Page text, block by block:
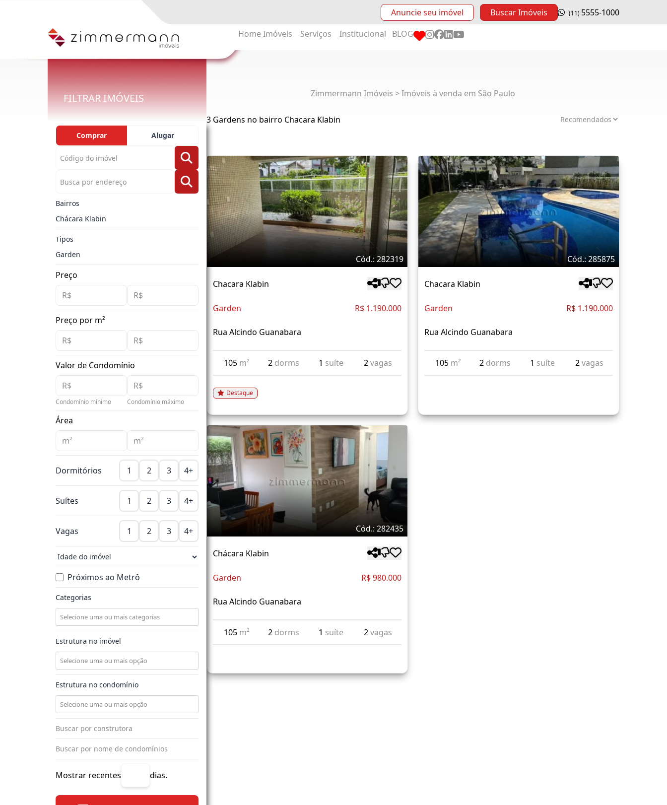
Anuncie seu imóvel Buscar Imóveis (11) 5555-1000
Home Imóveis Serviços Institucional BLOG
FILTRAR IMÓVEIS
Comprar Alugar
Bairros
Chácara Klabin
Tipos
Garden
Preço
Preço por m²
Valor de Condomínio
Condomínio mínimo Condomínio máximo
Área
Dormitórios 1 2 3 4+
Suítes 1 2 3 4+
Vagas 1 2 3 4+
Próximos ao Metrô
Categorias
Estrutura no imóvel
Estrutura no condomínio
Mostrar recentes dias.
Zimmermann Imóveis > Imóveis à venda em São Paulo
3 Gardens no bairro Chacara Klabin
Cód.: 282319
Chacara Klabin
Garden R$ 1.190.000
Rua Alcindo Guanabara
105 m² 2 dorms 1 suíte 2vagas
Destaque
Cód.: 285875
Chacara Klabin
Garden R$ 1.190.000
Rua Alcindo Guanabara
105 m² 2 dorms 1 suíte 2vagas
Cód.: 282435
Chácara Klabin
Garden R$ 980.000
Rua Alcindo Guanabara
105 m² 2 dorms 1 suíte 2vagas